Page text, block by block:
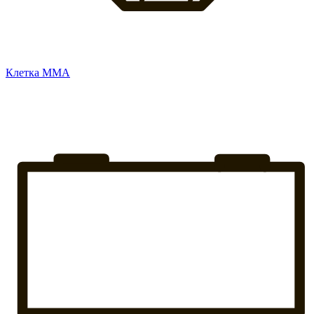
Клетка ММА